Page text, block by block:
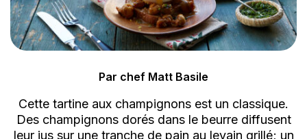
Par chef Matt Basile
Cette tartine aux champignons est un classique.
Des champignons dorés dans le beurre diffusent
leur jus sur une tranche de pain au levain grillé; un